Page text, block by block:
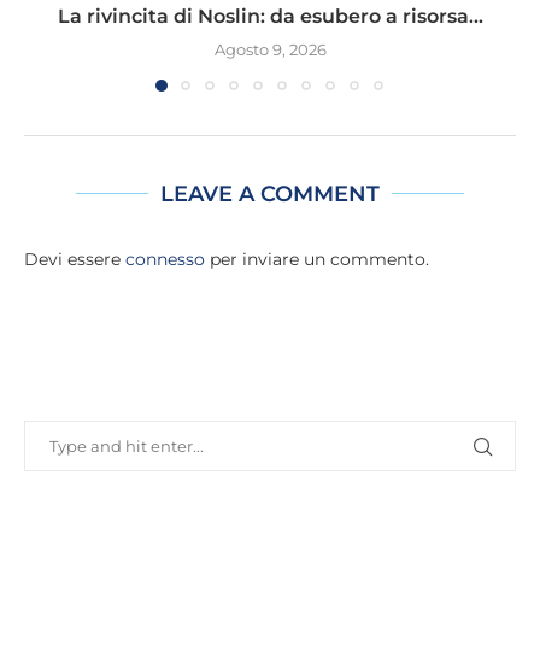
La rivincita di Noslin: da esubero a risorsa...
Agosto 9, 2026
LEAVE A COMMENT
Devi essere connesso per inviare un commento.